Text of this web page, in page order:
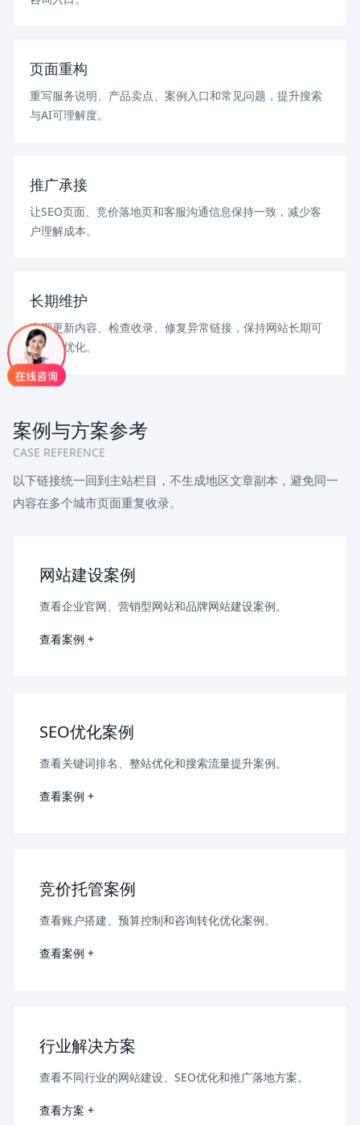
页面重构
重写服务说明、产品卖点、案例入口和常见问题，提升搜索
与AI可理解度。
推广承接
让SEO页面、竞价落地页和客服沟通信息保持一致，减少客
户理解成本。
长期维护
定期更新内容、检查收录、修复异常链接，保持网站长期可
用和可优化。
案例与方案参考
CASE REFERENCE
以下链接统一回到主站栏目，不生成地区文章副本，避免同一
内容在多个城市页面重复收录。
网站建设案例
查看企业官网、营销型网站和品牌网站建设案例。
查看案例 +
SEO优化案例
查看关键词排名、整站优化和搜索流量提升案例。
查看案例 +
竞价托管案例
查看账户搭建、预算控制和咨询转化优化案例。
查看案例 +
行业解决方案
查看不同行业的网站建设、SEO优化和推广落地方案。
查看方案 +